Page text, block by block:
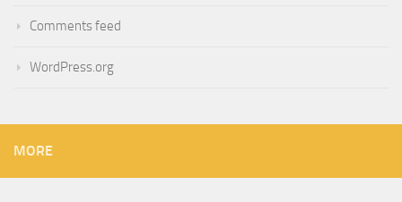
Comments feed
WordPress.org
MORE